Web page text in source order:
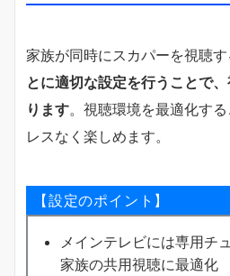
家族が同時にスカパーを視聴す
とに適切な設定を行うことで
ります。視聴環境を最適化す
レスなく楽しめます。
【設定のポイント】
メインテレビには専用チ
家族の共用視聴に最適化